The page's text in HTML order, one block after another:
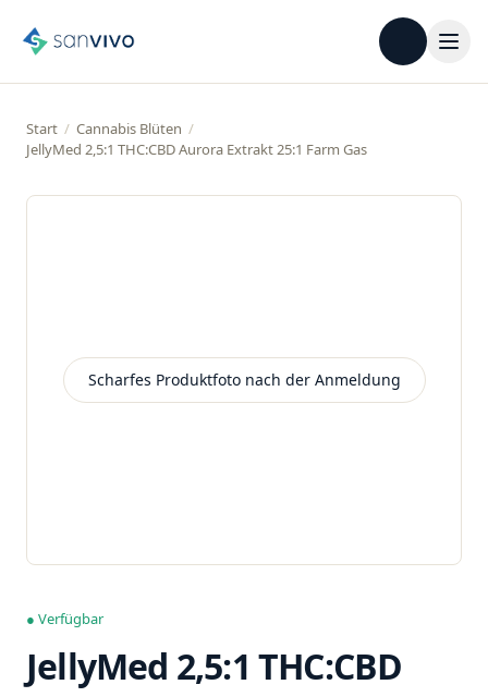
Start / Cannabis Blüten /
JellyMed 2,5:1 THC:CBD Aurora Extrakt 25:1 Farm Gas
Scharfes Produktfoto nach der Anmeldung
● Verfügbar
JellyMed 2,5:1 THC:CBD